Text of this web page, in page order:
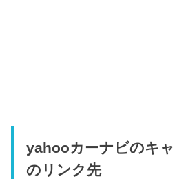
yahooカーナビのキ
のリンク先